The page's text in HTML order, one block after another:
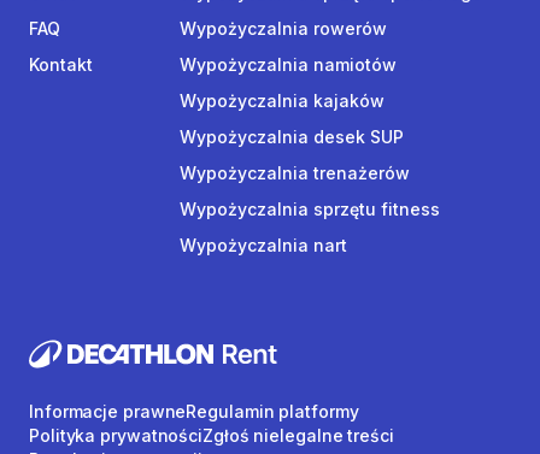
FAQ
Kontakt
Wypożyczalnia rowerów
Wypożyczalnia namiotów
Wypożyczalnia kajaków
Wypożyczalnia desek SUP
Wypożyczalnia trenażerów
Wypożyczalnia sprzętu fitness
Wypożyczalnia nart
Informacje prawneRegulamin platformy
Polityka prywatnościZgłoś nielegalne treści